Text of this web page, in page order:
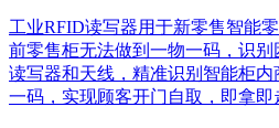
工业RFID读写器用于新零售智能
前零售柜无法做到一物一码，识别
读写器和天线，精准识别​智能柜
一码，实现顾客开门自取，即拿即